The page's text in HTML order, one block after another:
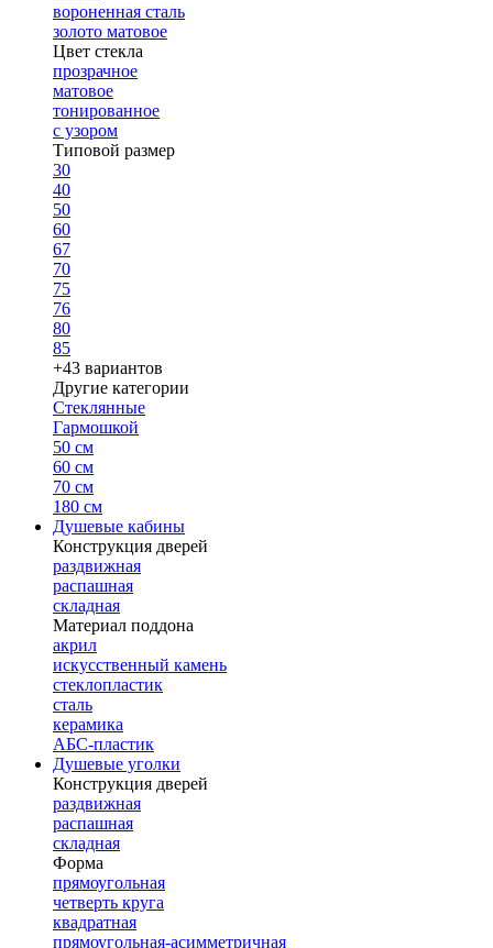
вороненная сталь
золото матовое
Цвет стекла
прозрачное
матовое
тонированное
с узором
Типовой размер
30
40
50
60
67
70
75
76
80
85
+43 вариантов
Другие категории
Стеклянные
Гармошкой
50 см
60 см
70 см
180 см
Душевые кабины
Конструкция дверей
раздвижная
распашная
складная
Материал поддона
акрил
искусственный камень
стеклопластик
сталь
керамика
АБС-пластик
Душевые уголки
Конструкция дверей
раздвижная
распашная
складная
Форма
прямоугольная
четверть круга
квадратная
прямоугольная-асимметричная